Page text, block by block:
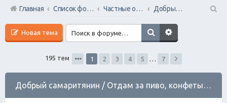
Главная Список форумов Частные объявления. Режим отношений As Is
Добрый самаритянин / Отдам за пиво, конфеты, сок
Новая тема
195 тем 1 2 3 4 5 7
Добрый самаритянин / Отдам за пиво, конфеты, сок